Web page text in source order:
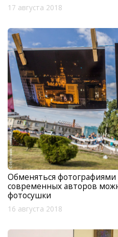
17 августа 2018
Обменяться
современных авторов
фотосушки
16 августа 2018